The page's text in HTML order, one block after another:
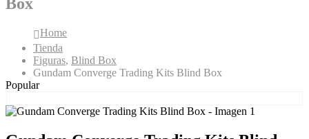
Home
Tienda
Figuras, Blind Box
Gundam Converge Trading Kits Blind Box
Popular